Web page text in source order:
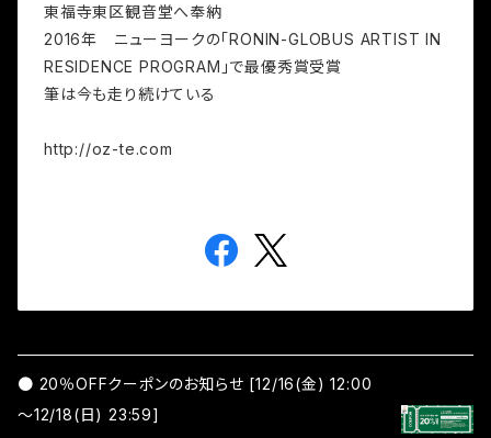
東福寺東区観音堂へ奉納
2016年 ニューヨークの「RONIN-GLOBUS ARTIST IN
RESIDENCE PROGRAM」で最優秀賞受賞
筆は今も走り続けている
http://oz-te.com
● 20％OFFクーポンのお知らせ [12/16(金) 12:00
～12/18(日) 23:59]